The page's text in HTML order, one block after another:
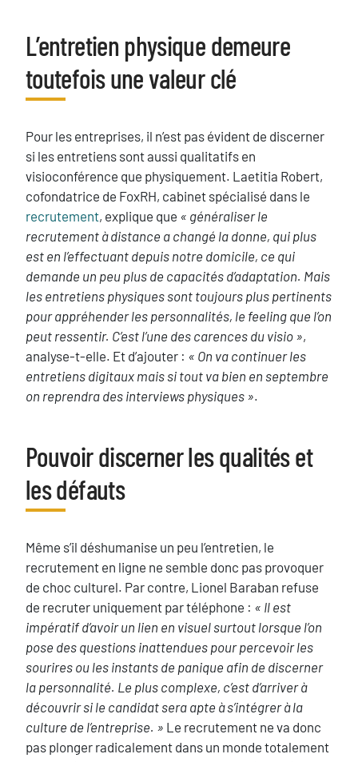
Titre
L’entretien physique demeure
toutefois une valeur clé
Texte
Pour les entreprises, il n’est pas évident de discerner
si les entretiens sont aussi qualitatifs en
visioconférence que physiquement. Laetitia Robert,
cofondatrice de FoxRH, cabinet spécialisé dans le
recrutement, explique que « généraliser le
recrutement à distance a changé la donne, qui plus
est en l’effectuant depuis notre domicile, ce qui
demande un peu plus de capacités d’adaptation. Mais
les entretiens physiques sont toujours plus pertinents
pour appréhender les personnalités, le feeling que l’on
peut ressentir. C’est l’une des carences du visio »,
analyse-t-elle. Et d’ajouter : « On va continuer les
entretiens digitaux mais si tout va bien en septembre
on reprendra des interviews physiques ».
Titre
Pouvoir discerner les qualités et
les défauts
Texte
Même s’il déshumanise un peu l’entretien, le
recrutement en ligne ne semble donc pas provoquer
de choc culturel. Par contre, Lionel Baraban refuse
de recruter uniquement par téléphone : « Il est
impératif d’avoir un lien en visuel surtout lorsque l’on
pose des questions inattendues pour percevoir les
sourires ou les instants de panique afin de discerner
la personnalité. Le plus complexe, c’est d’arriver à
découvrir si le candidat sera apte à s’intégrer à la
culture de l’entreprise. » Le recrutement ne va donc
pas plonger radicalement dans un monde totalement